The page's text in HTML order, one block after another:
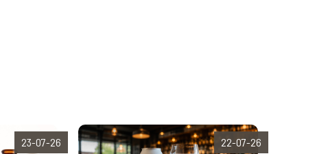
23-07-26 22-07-26